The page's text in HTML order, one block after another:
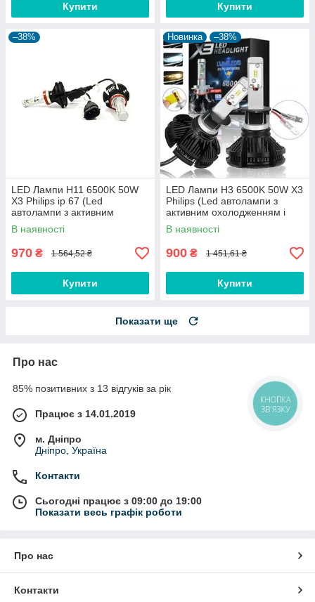
Купити Купити
–38%
LED Лампи H11 6500K 50W
X3 Philips ip 67 (Led
автолампи з активним
охолодженням )
В наявності
970 ₴ 1 564,52 ₴
Купити
Новинка –38%
LED Лампи H3 6500K 50W X3
Philips (Led автолампи з
активним охолодженням і
ip67)
В наявності
900 ₴ 1 451,61 ₴
Купити
Показати ще
Про нас
85% позитивних з 13 відгуків за рік
Працює з 14.01.2019
м. Дніпро
Дніпро, Україна
Контакти
Сьогодні працює з 09:00 до 19:00
Показати весь графік роботи
Про нас
Контакти
КНОПКА
ЗВ'ЯЗКУ